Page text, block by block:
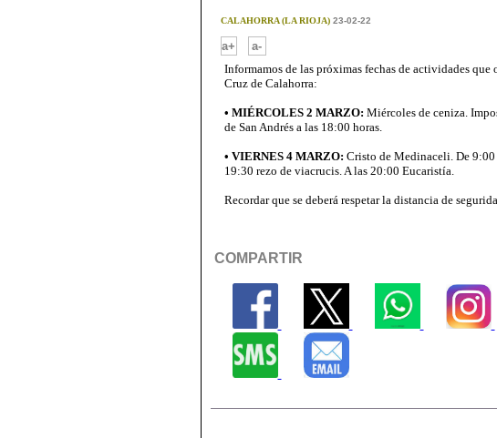
CALAHORRA (LA RIOJA)23-02-22
a+
a-
Informamos de las próximas fechas de actividades que
Cruz de Calahorra:
• MIÉRCOLES 2 MARZO: Miércoles de ceniza.
de San Andrés a las 18:00 horas.
• VIERNES 4 MARZO: Cristo de Medinaceli. De
19:30 rezo de viacrucis. A las 20:00 Eucaristía.
Recordar que se deberá respetar la distancia de
COMPARTIR